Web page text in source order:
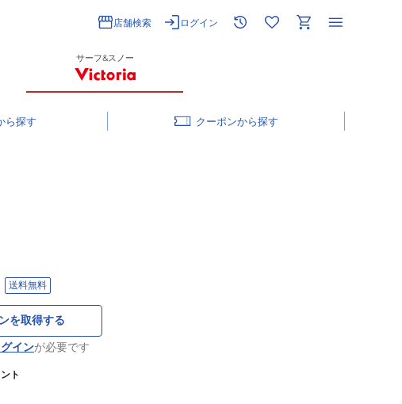
店舗検索 ログイン
サーフ&スノー
クーポン
送料無料
を取得する
インが必要です
ト